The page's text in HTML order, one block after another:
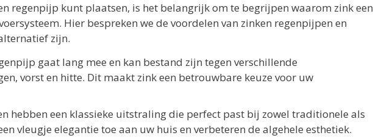
regenpijp kunt plaatsen, is het belangrijk om te begrijpen waarom zink een
Hier bespreken we de voordelen van zinken regenpijpen en
zijn.
gaat lang mee en kan bestand zijn tegen verschillende
vorst en hitte. Dit maakt zink een betrouwbare keuze voor uw
hebben een klassieke uitstraling die perfect past bij zowel traditionele als
vleugje elegantie toe aan uw huis en verbeteren de algehele esthetiek.